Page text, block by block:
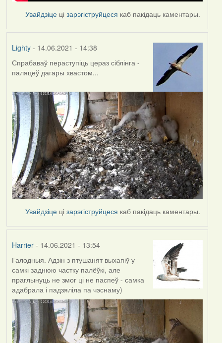
Увайдзіце цізарэгіструйцеся каб пакідаць каментары.
Lighty- 14.06.2021 - 14:38
Спрабаваў пераступіць цераз сіблінга -
паляцеў дагары хвастом...
Увайдзіце цізарэгіструйцеся каб пакідаць каментары.
Harrier- 14.06.2021 - 13:54
Галодныя. Адзін з птушанят выхапіў у
самкі заднюю частку палёўкі, але
праглынуць не змог ці не паспеў - самка
адабрала і падзяліла па чэснаму)